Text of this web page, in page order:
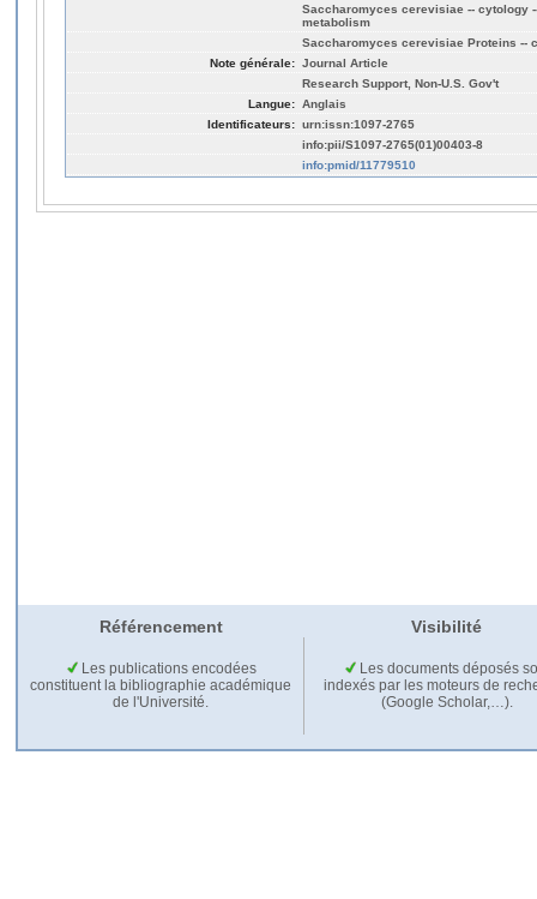
Saccharomyces cerevisiae -- cytology
metabolism
Saccharomyces cerevisiae Proteins --
Note générale: Journal Article
Research Support, Non-U.S. Gov't
Langue: Anglais
Identificateurs: urn:issn:1097-2765
info:pii/S1097-2765(01)00403-8
info:pmid/11779510
Référencement Visibilité
Les publications encodées
constituent la bibliographie académique
de l'Université.
Les documents déposés
indexés par les moteurs de
(Google Scholar,…).